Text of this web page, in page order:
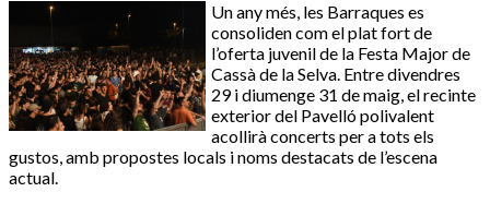
Un any més, les Barraques es
consoliden com el plat fort de
l’oferta juvenil de la Festa Major de
Cassà de la Selva. Entre divendres
29 i diumenge 31 de maig, el recinte
exterior del Pavelló polivalent
acollirà concerts per a tots els
gustos, amb propostes locals i noms destacats de l’escena
actual.